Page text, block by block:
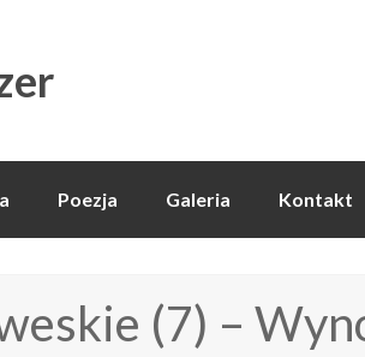
Poezja Galeria Kontakt
(7) –